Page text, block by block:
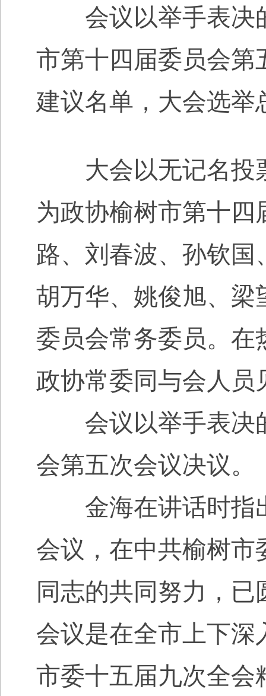
会议以举手表决
市第十四届委员会第
建议名单，大会选举
大会以无记名投
为政协榆树市第十
路、刘春波、孙钦
胡万华、姚俊旭、梁
委员会常务委员。 在
政协常委同与会人员
会议以举手表决
会第五次会议决议。
金海在讲话时指
会议，在中共榆树市
同志的共同努力，
会议是在全市上下深
市委十五届九次全会